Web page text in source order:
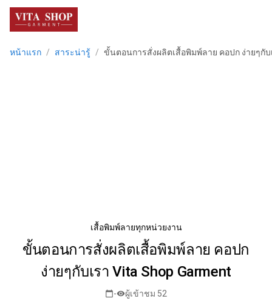
หน้าแรก / สาระน่ารู้ / ขั้นตอนการสั่งผลิตเสื้อพิมพ์ลาย คอปก ง่ายๆกับ
เสื้อพิมพ์ลายทุกหน่วยงาน
ขั้นตอนการสั่งผลิตเสื้อพิมพ์ลาย คอปก
ง่ายๆกับเรา Vita Shop Garment
calendar_today-visibilityผู้เข้าชม 52